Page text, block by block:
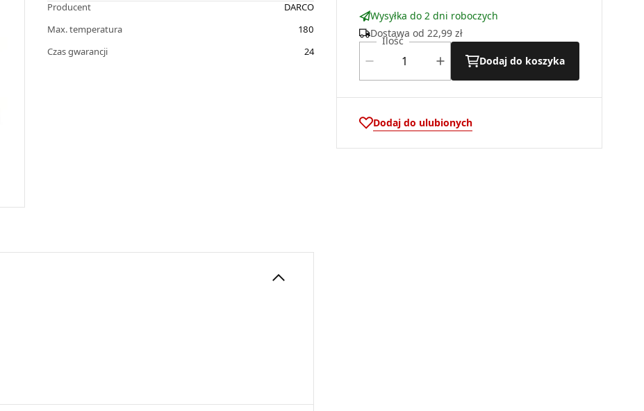
Producent
DARCO
Max. temperatura
180
Czas gwarancji
24
Wysyłka do 2 dni roboczych
Dostawa od 22,99 zł
Ilość
Dodaj do koszyka
Dodaj do ulubionych